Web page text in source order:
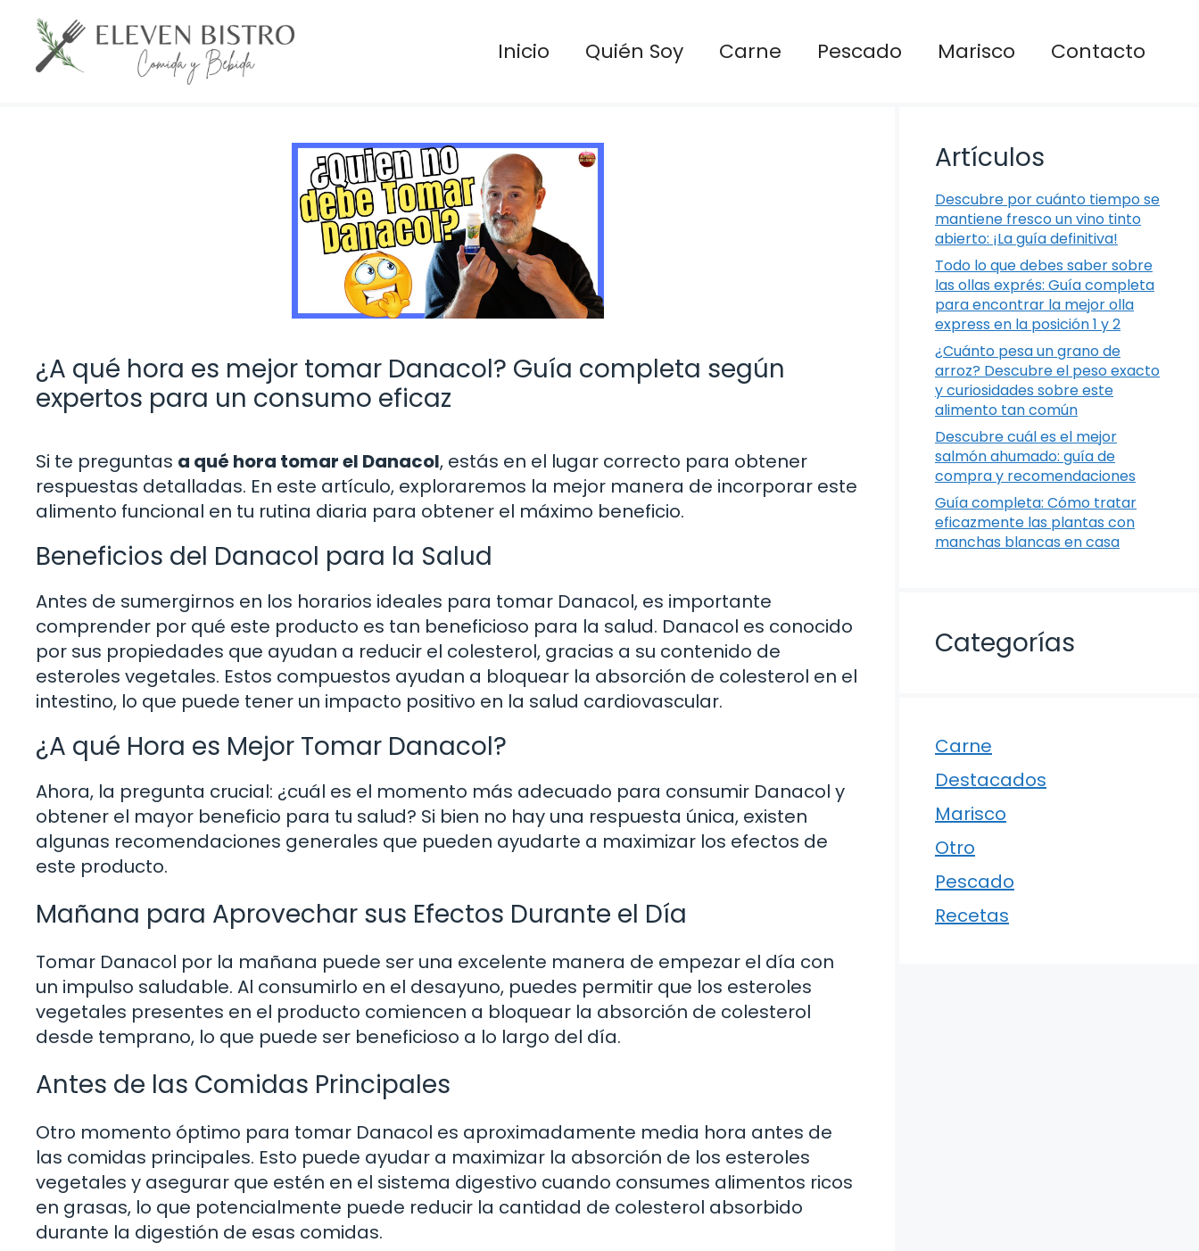
Saltar
contenido
Inicio Quién Soy Carne Pescado Marisco Contacto
¿A qué hora es mejor tomar Danacol? Guía completa según
expertos para un consumo eficaz
Si te preguntas a qué hora tomar el Danacol, estás en el lugar correcto para obtener
respuestas detalladas. En este artículo, exploraremos la mejor manera de incorporar este
alimento funcional en tu rutina diaria para obtener el máximo beneficio.
Beneficios del Danacol para la Salud
Antes de sumergirnos en los horarios ideales para tomar Danacol, es importante
comprender por qué este producto es tan beneficioso para la salud. Danacol es conocido
por sus propiedades que ayudan a reducir el colesterol, gracias a su contenido de
esteroles vegetales. Estos compuestos ayudan a bloquear la absorción de colesterol en el
intestino, lo que puede tener un impacto positivo en la salud cardiovascular.
¿A qué Hora es Mejor Tomar Danacol?
Ahora, la pregunta crucial: ¿cuál es el momento más adecuado para consumir Danacol y
obtener el mayor beneficio para tu salud? Si bien no hay una respuesta única, existen
algunas recomendaciones generales que pueden ayudarte a maximizar los efectos de
este producto.
Mañana para Aprovechar sus Efectos Durante el Día
Tomar Danacol por la mañana puede ser una excelente manera de empezar el día con
un impulso saludable. Al consumirlo en el desayuno, puedes permitir que los esteroles
vegetales presentes en el producto comiencen a bloquear la absorción de colesterol
desde temprano, lo que puede ser beneficioso a lo largo del día.
Antes de las Comidas Principales
Otro momento óptimo para tomar Danacol es aproximadamente media hora antes de
las comidas principales. Esto puede ayudar a maximizar la absorción de los esteroles
vegetales y asegurar que estén en el sistema digestivo cuando consumes alimentos ricos
en grasas, lo que potencialmente puede reducir la cantidad de colesterol absorbido
durante la digestión de esas comidas.
Artículos
Descubre por cuánto tiempo se
mantiene fresco un vino tinto
abierto: ¡La guía definitiva!
Todo lo que debes saber sobre
las ollas exprés: Guía completa
para encontrar la mejor olla
express en la posición 1 y 2
¿Cuánto pesa un grano de
arroz? Descubre el peso exacto
y curiosidades sobre este
alimento tan común
Descubre cuál es el mejor
salmón ahumado: guía de
compra y recomendaciones
Guía completa: Cómo tratar
eficazmente las plantas con
manchas blancas en casa
Categorías
Carne
Destacados
Marisco
Otro
Pescado
Recetas